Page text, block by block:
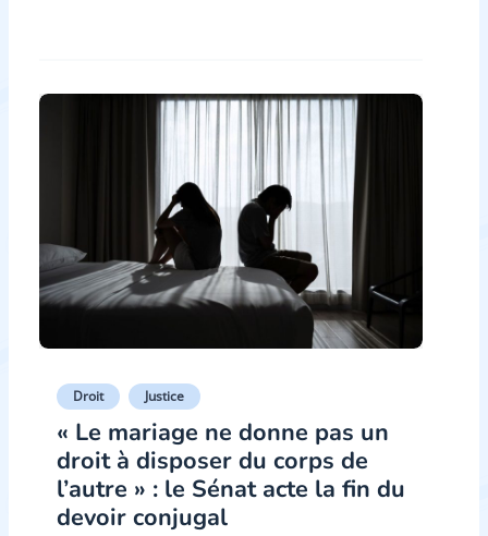
Droit Justice
« Le mariage ne donne pas un
droit à disposer du corps de
l’autre » : le Sénat acte la fin du
devoir conjugal